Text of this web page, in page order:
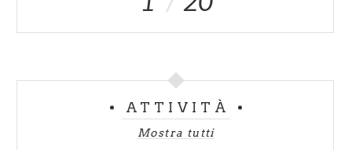
ATTIVITÀ
Mostra tutti